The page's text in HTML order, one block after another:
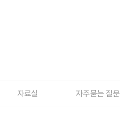
자료실 자주묻는 질문